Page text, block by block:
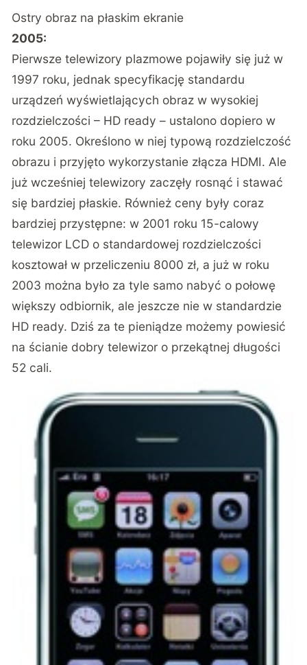
Ostry obraz na płaskim ekranie
2005:
Pierwsze telewizory plazmowe pojawiły się już w
1997 roku, jednak specyfikację standardu
urządzeń wyświetlających obraz w wysokiej
rozdzielczości – HD ready – ustalono dopiero w
roku 2005. Określono w niej typową rozdzielczość
obrazu i przyjęto wykorzystanie złącza HDMI. Ale
już wcześniej telewizory zaczęły rosnąć i stawać
się bardziej płaskie. Również ceny były coraz
bardziej przystępne: w 2001 roku 15-calowy
telewizor LCD o standardowej rozdzielczości
kosztował w przeliczeniu 8000 zł, a już w roku
2003 można było za tyle samo nabyć o połowę
większy odbiornik, ale jeszcze nie w standardzie
HD ready. Dziś za te pieniądze możemy powiesić
na ścianie dobry telewizor o przekątnej długości
52 cali.